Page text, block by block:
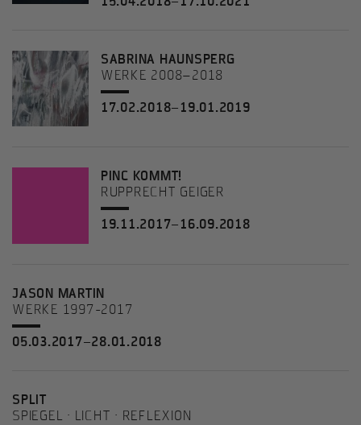
SABRINA HAUNSPERG
WERKE 2008–2018
17.02.2018–19.01.2019
PINC KOMMT!
RUPPRECHT GEIGER
19.11.2017–16.09.2018
JASON MARTIN
WERKE 1997-2017
05.03.2017–28.01.2018
SPLIT
SPIEGEL • LICHT • REFLEXION